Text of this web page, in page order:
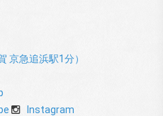
京急追浜駅1分）
Instagram